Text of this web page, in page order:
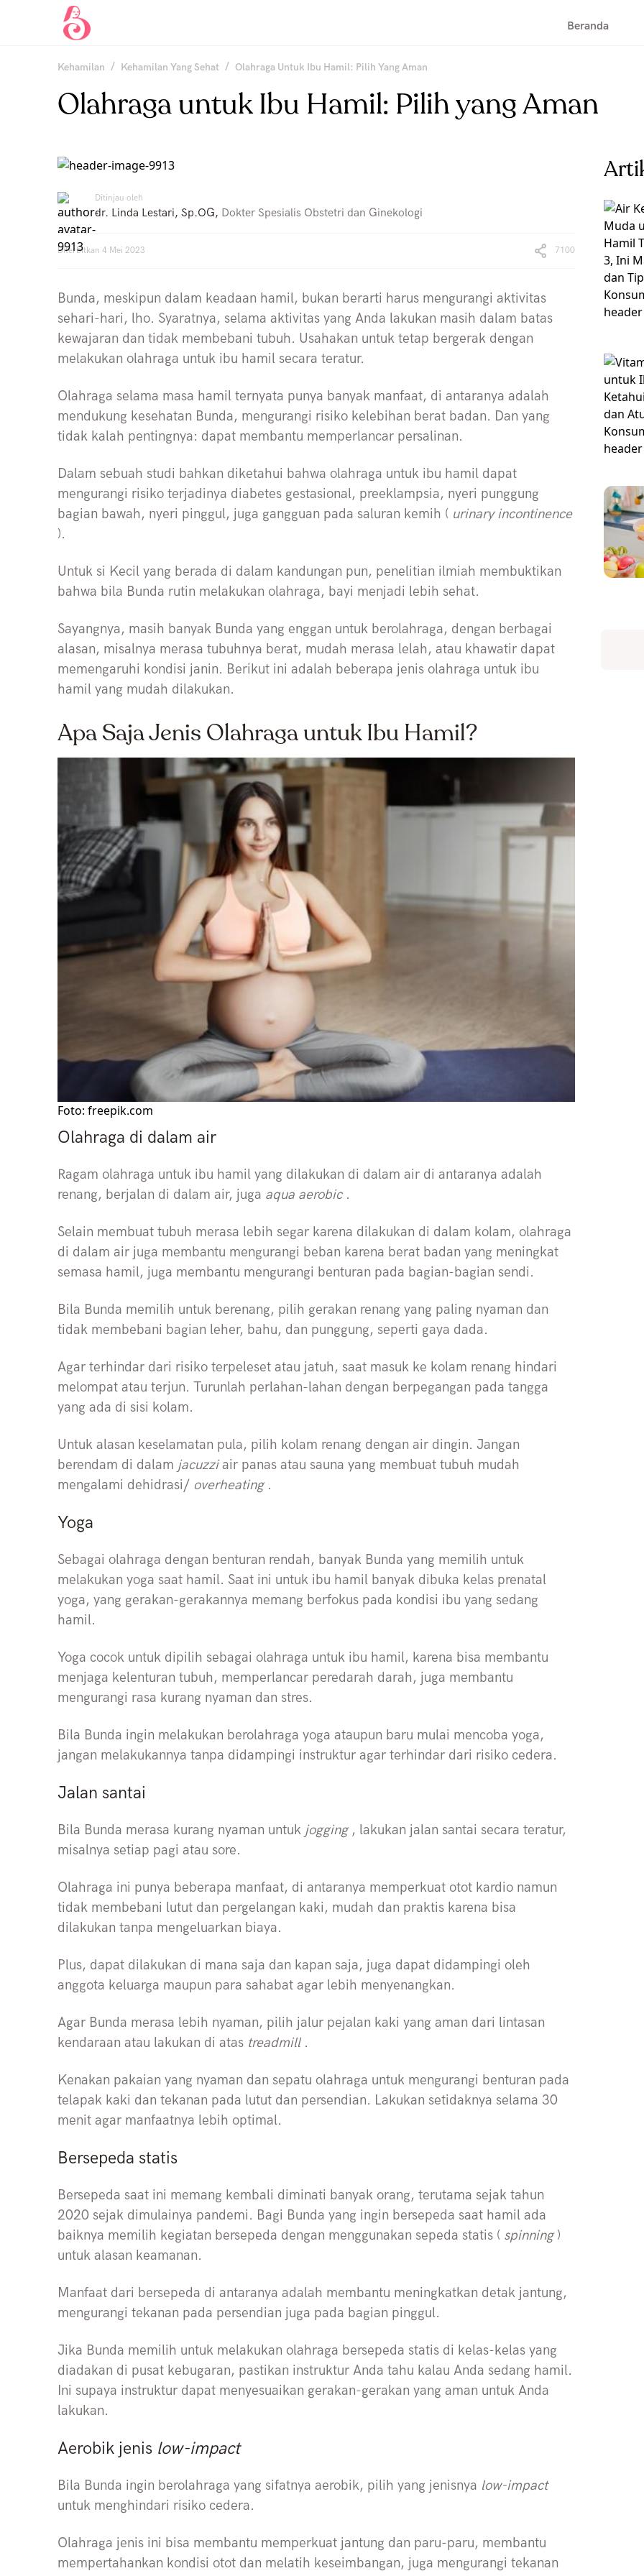
Beranda
Kehamilan / Kehamilan Yang Sehat / Olahraga Untuk Ibu Hamil: Pilih Yang Aman
Olahraga untuk Ibu Hamil: Pilih yang Aman
Ditinjau oleh
dr. Linda Lestari, Sp.OG, Dokter Spesialis Obstetri dan Ginekologi
Diterbitkan 4 Mei 2023 7100
Bunda, meskipun dalam keadaan hamil, bukan berarti harus mengurangi aktivitas
sehari-hari, lho. Syaratnya, selama aktivitas yang Anda lakukan masih dalam batas
kewajaran dan tidak membebani tubuh. Usahakan untuk tetap bergerak dengan
melakukan olahraga untuk ibu hamil secara teratur.
Olahraga selama masa hamil ternyata punya banyak manfaat, di antaranya adalah
mendukung kesehatan Bunda, mengurangi risiko kelebihan berat badan. Dan yang
tidak kalah pentingnya: dapat membantu memperlancar persalinan.
Dalam sebuah studi bahkan diketahui bahwa olahraga untuk ibu hamil dapat
mengurangi risiko terjadinya diabetes gestasional, preeklampsia, nyeri punggung
bagian bawah, nyeri pinggul, juga gangguan pada saluran kemih ( urinary incontinence
).
Untuk si Kecil yang berada di dalam kandungan pun, penelitian ilmiah membuktikan
bahwa bila Bunda rutin melakukan olahraga, bayi menjadi lebih sehat.
Sayangnya, masih banyak Bunda yang enggan untuk berolahraga, dengan berbagai
alasan, misalnya merasa tubuhnya berat, mudah merasa lelah, atau khawatir dapat
memengaruhi kondisi janin. Berikut ini adalah beberapa jenis olahraga untuk ibu
hamil yang mudah dilakukan.
Apa Saja Jenis Olahraga untuk Ibu Hamil?
Foto: freepik.com
Olahraga di dalam air
Ragam olahraga untuk ibu hamil yang dilakukan di dalam air di antaranya adalah
renang, berjalan di dalam air, juga aqua aerobic .
Selain membuat tubuh merasa lebih segar karena dilakukan di dalam kolam, olahraga
di dalam air juga membantu mengurangi beban karena berat badan yang meningkat
semasa hamil, juga membantu mengurangi benturan pada bagian-bagian sendi.
Bila Bunda memilih untuk berenang, pilih gerakan renang yang paling nyaman dan
tidak membebani bagian leher, bahu, dan punggung, seperti gaya dada.
Agar terhindar dari risiko terpeleset atau jatuh, saat masuk ke kolam renang hindari
melompat atau terjun. Turunlah perlahan-lahan dengan berpegangan pada tangga
yang ada di sisi kolam.
Untuk alasan keselamatan pula, pilih kolam renang dengan air dingin. Jangan
berendam di dalam jacuzziair panas atau sauna yang membuat tubuh mudah
mengalami dehidrasi/ overheating .
Yoga
Sebagai olahraga dengan benturan rendah, banyak Bunda yang memilih untuk
melakukan yoga saat hamil. Saat ini untuk ibu hamil banyak dibuka kelas prenatal
yoga, yang gerakan-gerakannya memang berfokus pada kondisi ibu yang sedang
hamil.
Yoga cocok untuk dipilih sebagai olahraga untuk ibu hamil, karena bisa membantu
menjaga kelenturan tubuh, memperlancar peredarah darah, juga membantu
mengurangi rasa kurang nyaman dan stres.
Bila Bunda ingin melakukan berolahraga yoga ataupun baru mulai mencoba yoga,
jangan melakukannya tanpa didampingi instruktur agar terhindar dari risiko cedera.
Jalan santai
Bila Bunda merasa kurang nyaman untuk jogging , lakukan jalan santai secara teratur,
misalnya setiap pagi atau sore.
Olahraga ini punya beberapa manfaat, di antaranya memperkuat otot kardio namun
tidak membebani lutut dan pergelangan kaki, mudah dan praktis karena bisa
dilakukan tanpa mengeluarkan biaya.
Plus, dapat dilakukan di mana saja dan kapan saja, juga dapat didampingi oleh
anggota keluarga maupun para sahabat agar lebih menyenangkan.
Agar Bunda merasa lebih nyaman, pilih jalur pejalan kaki yang aman dari lintasan
kendaraan atau lakukan di atas treadmill .
Kenakan pakaian yang nyaman dan sepatu olahraga untuk mengurangi benturan pada
telapak kaki dan tekanan pada lutut dan persendian. Lakukan setidaknya selama 30
menit agar manfaatnya lebih optimal.
Bersepeda statis
Bersepeda saat ini memang kembali diminati banyak orang, terutama sejak tahun
2020 sejak dimulainya pandemi. Bagi Bunda yang ingin bersepeda saat hamil ada
baiknya memilih kegiatan bersepeda dengan menggunakan sepeda statis ( spinning )
untuk alasan keamanan.
Manfaat dari bersepeda di antaranya adalah membantu meningkatkan detak jantung,
mengurangi tekanan pada persendian juga pada bagian pinggul.
Jika Bunda memilih untuk melakukan olahraga bersepeda statis di kelas-kelas yang
diadakan di pusat kebugaran, pastikan instruktur Anda tahu kalau Anda sedang hamil.
Ini supaya instruktur dapat menyesuaikan gerakan-gerakan yang aman untuk Anda
lakukan.
Aerobik jenis low-impact
Bila Bunda ingin berolahraga yang sifatnya aerobik, pilih yang jenisnya low-impact
untuk menghindari risiko cedera.
Olahraga jenis ini bisa membantu memperkuat jantung dan paru-paru, membantu
mempertahankan kondisi otot dan melatih keseimbangan, juga mengurangi tekanan